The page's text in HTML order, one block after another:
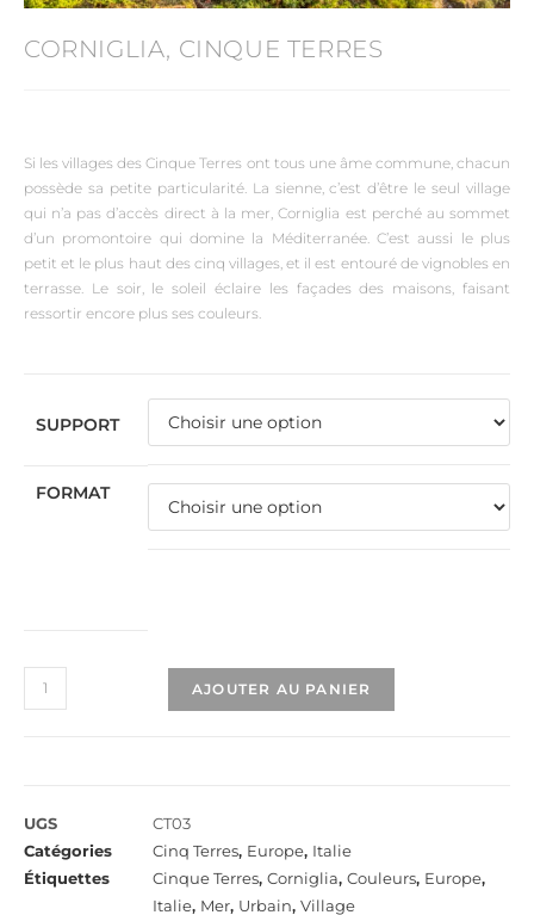
CORNIGLIA, CINQUE TERRES
Si les villages des Cinque Terres ont tous une âme commune, chacun
possède sa petite particularité. La sienne, c’est d’être le seul village
qui n’a pas d’accès direct à la mer, Corniglia est perché au sommet
d’un promontoire qui domine la Méditerranée. C’est aussi le plus
petit et le plus haut des cinq villages, et il est entouré de vignobles en
terrasse. Le soir, le soleil éclaire les façades des maisons, faisant
ressortir encore plus ses couleurs.
SUPPORT
FORMAT
AJOUTER AU PANIER
UGS
CT03
Catégories
Cinq Terres, Europe, Italie
Étiquettes
Cinque Terres, Corniglia, Couleurs, Europe,
Italie, Mer, Urbain, Village